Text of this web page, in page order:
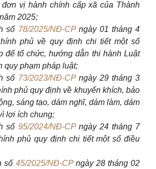
vị hành chính cấp xã của Thành
2025;
số 78/2025/NĐ-CPngày 01 tháng 4
phủ về quy định chi tiết một số
để tổ chức, hướng dẫn thi hành Luật
quy phạm pháp luật;
số 73/2023/NĐ-CPngày 29 tháng 3
phủ quy định về khuyến khích, bảo
sáng tạo, dám nghĩ, dám làm, dám
lợi ích chung;
số 95/2024/NĐ-CPngày 24 tháng 7
phủ quy định chi tiết một số điều
số 45/2025/NĐ-CPngày 28 tháng 02